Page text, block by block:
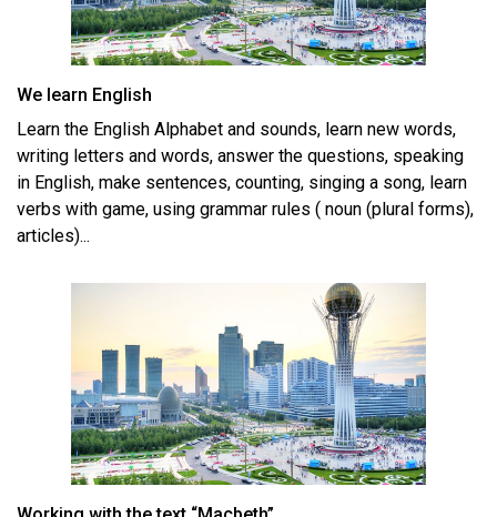
We learn English
Learn the English Alphabet and sounds, learn new words,
writing letters and words, answer the questions, speaking
in English, make sentences, counting, singing a song, learn
verbs with game, using grammar rules ( noun (plural forms),
articles)...